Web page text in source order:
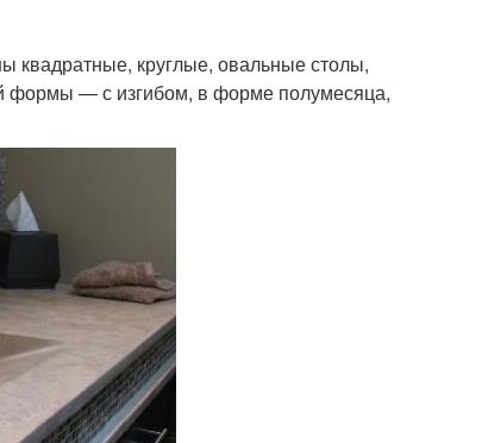
квадратные, круглые, овальные столы,
формы — с изгибом, в форме полумесяца,